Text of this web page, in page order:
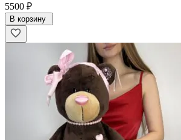
5500 ₽
В корзину